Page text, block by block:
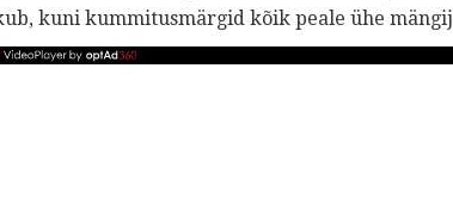
kuni kummitusmärgid kõik peale ühe